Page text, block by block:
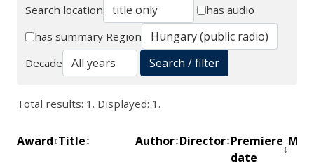
Search
Search location
has audio
has summary Region
Decade
Search / filter
Total results: 1. Displayed: 1.
Award↕Title↕ Author↕Director↕Premiere
date
↕